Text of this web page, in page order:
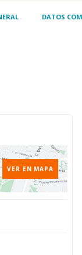
DATOS
VER EN MAPA